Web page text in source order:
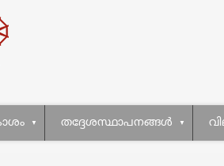
തദ്ദേശസ്ഥാപനങ്ങള്‍